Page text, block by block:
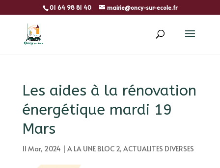
01 64 98 81 40 mairie@oncy-sur-ecole.fr
Les aides à la rénovation
énergétique mardi 19
Mars
11 Mar, 2024 | A LA UNE BLOC 2, ACTUALITES DIVERSES